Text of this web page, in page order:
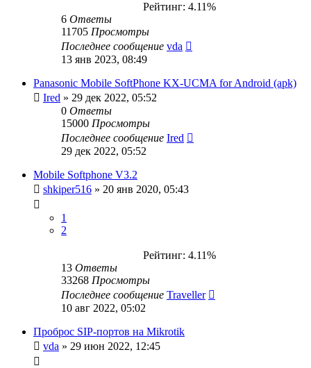
Рейтинг: 4.11%
6 Ответы
11705 Просмотры
Последнее сообщение vda
13 янв 2023, 08:49
Panasonic Mobile SoftPhone KX-UCMA for Android (apk)
Ired » 29 дек 2022, 05:52
0 Ответы
15000 Просмотры
Последнее сообщение Ired
29 дек 2022, 05:52
Mobile Softphone V3.2
shkiper516 » 20 янв 2020, 05:43
1
2
Рейтинг: 4.11%
13 Ответы
33268 Просмотры
Последнее сообщение Traveller
10 авг 2022, 05:02
Проброс SIP-портов на Mikrotik
vda » 29 июн 2022, 12:45